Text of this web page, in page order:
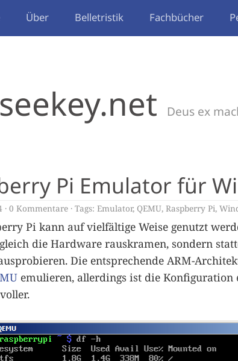
Über Belletristik Fachbücher
Deus ex
Pi Emulator für
0 Kommentare Tags: Emulator, QEMU, Raspberry Pi,
Pi kann auf vielfältige Weise genutzt
die Hardware rauskramen, sondern
Die entsprechende ARM-
emulieren, allerdings ist die Konfiguration